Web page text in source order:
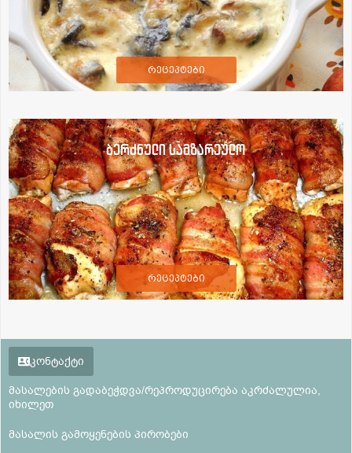
რეცეპტები
ბერძნული სამზარეულო
რეცეპტები
კონტაქტი
მასალების გადაბეჭდვა/რეპროდუცირება აკრძალულია,
იხილეთ
მასალის გამოყენების პირობები